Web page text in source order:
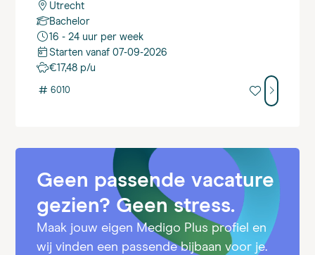
Utrecht
Bachelor
16 - 24 uur per week
Starten vanaf 07-09-2026
€17,48 p/u
# 6010
Geen passende vacature
gezien? Geen stress.
Maak jouw eigen Medigo Plus profiel en
wij vinden een passende bijbaan voor je.